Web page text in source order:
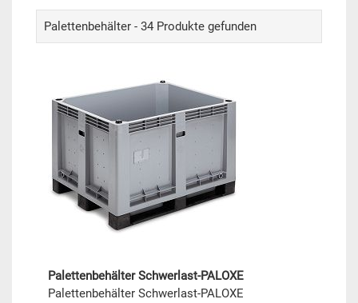
Palettenbehälter - 34 Produkte gefunden
Palettenbehälter Schwerlast-PALOXE
Palettenbehälter Schwerlast-PALOXE